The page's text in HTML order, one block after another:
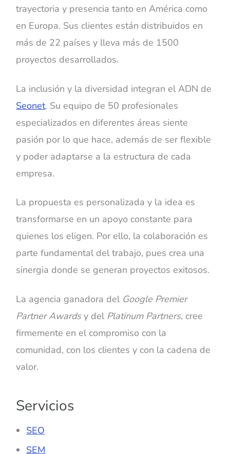
trayectoria y presencia tanto en América como
en Europa. Sus clientes están distribuidos en
más de 22 países y lleva más de 1500
proyectos desarrollados.
La inclusión y la diversidad integran el ADN de
Seonet. Su equipo de 50 profesionales
especializados en diferentes áreas siente
pasión por lo que hace, además de ser flexible
y poder adaptarse a la estructura de cada
empresa.
La propuesta es personalizada y la idea es
transformarse en un apoyo constante para
quienes los eligen. Por ello, la colaboración es
parte fundamental del trabajo, pues crea una
sinergia donde se generan proyectos exitosos.
La agencia ganadora del Google Premier
Partner Awardsy del Platinum Partners, cree
firmemente en el compromiso con la
comunidad, con los clientes y con la cadena de
valor.
Servicios
SEO
SEM